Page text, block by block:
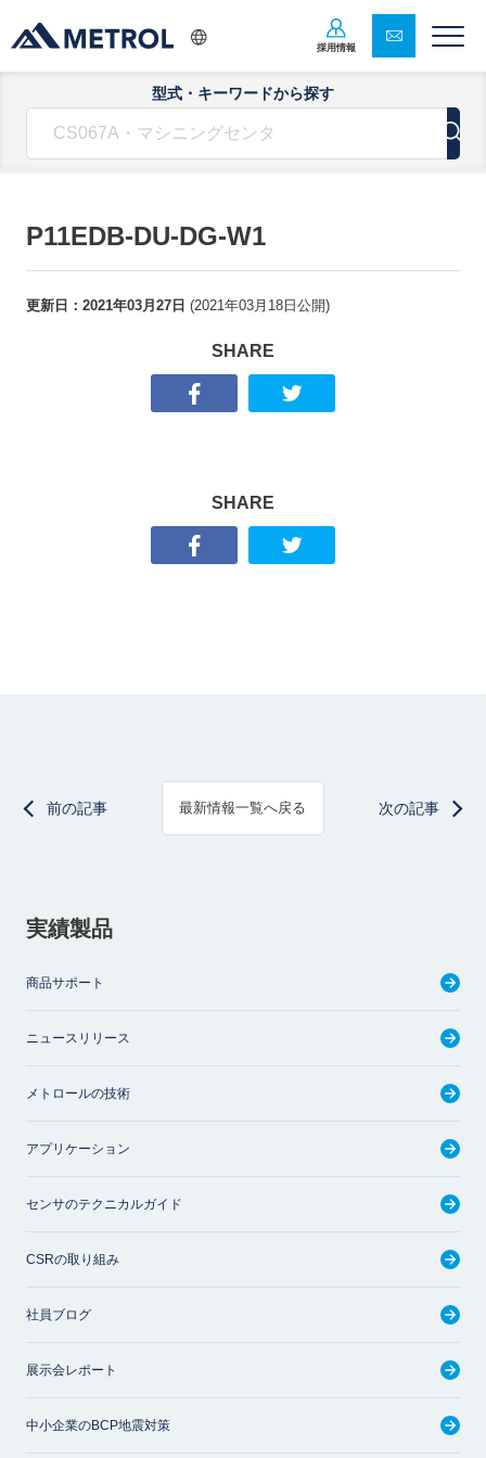
採用情報
型式・キーワードから探す
P11EDB-DU-DG-W1
更新日： 2021年03月27日 (2021年03月18日 公開)
SHARE
SHARE
前の記事 最新情報一覧へ戻る 次の記事
実績製品
商品サポート
ニュースリリース
メトロールの技術
アプリケーション
センサのテクニカルガイド
CSRの取り組み
社員ブログ
展示会レポート
中小企業のBCP地震対策